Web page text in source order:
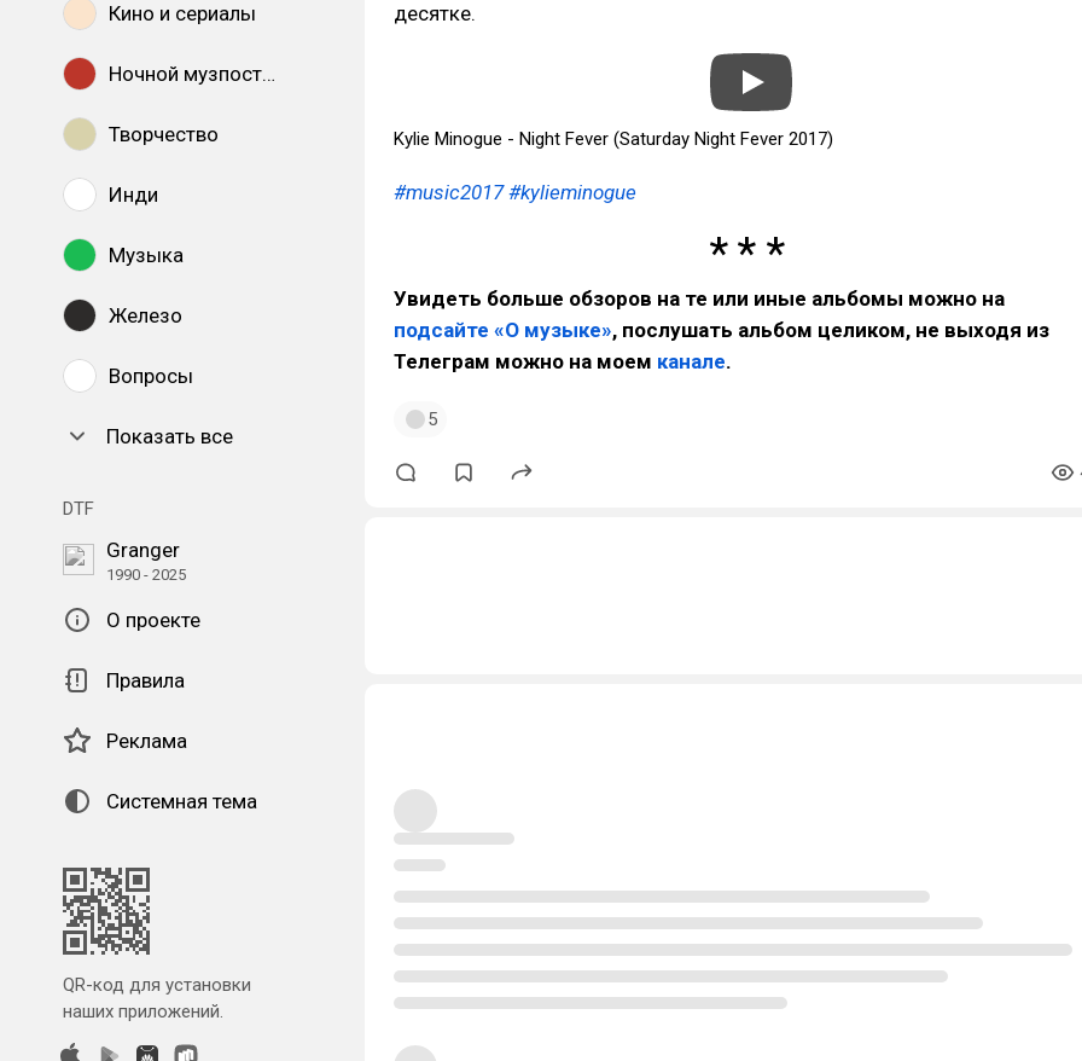
Кино и сериалы
Ночной музпостинг
Творчество
Инди
Музыка
Железо
Вопросы
Показать все
DTF
Granger
1990 - 2025
О проекте
Правила
Реклама
Системная тема
QR-код для установки
наших приложений.
десятке.
Kylie Minogue - Night Fever (Saturday Night Fever 2017)
#music2017 #kylieminogue
Увидеть больше обзоров на те или иные альбомы можно на
подсайте «О музыке», послушать альбом целиком, не выходя из
Телеграм можно на моем канале.
5